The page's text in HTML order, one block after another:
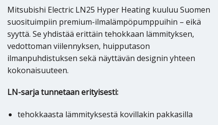
Mitsubishi Electric LN25 Hyper Heating kuuluu Suomen
suosituimpiin premium-ilmalämpöpumppuihin – eikä
syyttä. Se yhdistää erittäin tehokkaan lämmityksen,
vedottoman viilennyksen, huipputason
ilmanpuhdistuksen sekä näyttävän designin yhteen
kokonaisuuteen.
LN-sarja tunnetaan erityisesti:
tehokkaasta lämmityksestä kovillakin pakkasilla